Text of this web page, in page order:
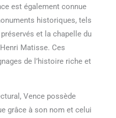
est également connue
historiques, tels
et la chapelle du
Matisse. Ces
de l’histoire riche et
Vence possède
grâce à son nom et celui